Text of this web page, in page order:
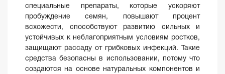
специальные препараты, которые ускоряют
пробуждение семян, повышают процент
всхожести, способствуют развитию сильных и
устойчивых к неблагоприятным условиям ростков,
защищают рассаду от грибковых инфекций. Такие
средства безопасны в использовании, потому что
создаются на основе натуральных компонентов и